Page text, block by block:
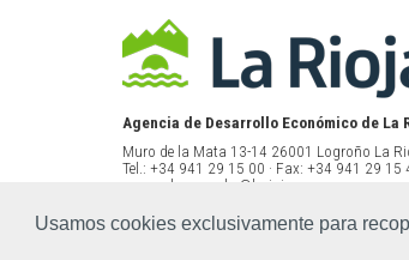
Usamos cookies exclusivamente para
Agencia de Desarrollo Económico de La
Muro de la Mata 13-14 26001 Logroño La
Tel.: +34 941 29 15 00 · Fax: +34 941 29 15
www.ader.es · ader@larioja.org